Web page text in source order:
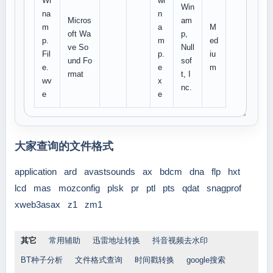
na
m
p.
Fil
e.
wv
e
Micros
oft Wa
ve So
und Fo
rmat
n
a
m
p.
e
x
e
Win
am
p,
Null
sof
t, I
nc.
M
ed
iu
m
大家查询的文件格式
application ard avastsounds ax bdcm dna flp
hxt
lcd
mas mozconfig plsk pr ptl pts qdat
snagprof
xweb3asax
z1 zm1
其它 常用辅助 迅雷地址转换 抖音视频去水印
BT种子分析 文件格式查询 时间戳转换 google搜索